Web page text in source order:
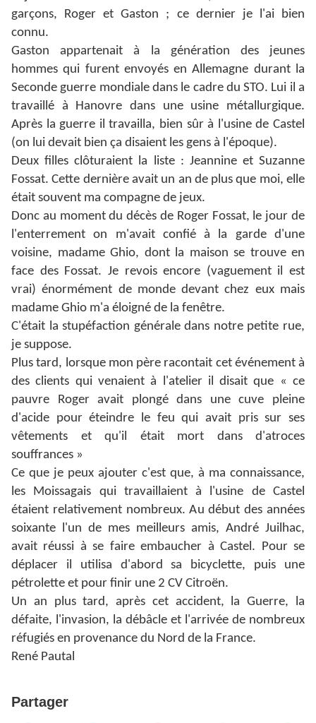
garçons, Roger et Gaston ; ce dernier je l'ai bien
connu.
Gaston appartenait à la génération des jeunes
hommes qui furent envoyés en Allemagne durant la
Seconde guerre mondiale dans le cadre du STO. Lui il a
travaillé à Hanovre dans une usine métallurgique.
Après la guerre il travailla, bien sûr à l'usine de Castel
(on lui devait bien ça disaient les gens à l'époque).
Deux filles clôturaient la liste : Jeannine et Suzanne
Fossat. Cette dernière avait un an de plus que moi, elle
était souvent ma compagne de jeux.
Donc au moment du décès de Roger Fossat, le jour de
l'enterrement on m'avait confié à la garde d'une
voisine, madame Ghio, dont la maison se trouve en
face des Fossat. Je revois encore (vaguement il est
vrai) énormément de monde devant chez eux mais
madame Ghio m'a éloigné de la fenêtre.
C'était la stupéfaction générale dans notre petite rue,
je suppose.
Plus tard, lorsque mon père racontait cet événement à
des clients qui venaient à l'atelier il disait que « ce
pauvre Roger avait plongé dans une cuve pleine
d'acide pour éteindre le feu qui avait pris sur ses
vêtements et qu'il était mort dans d'atroces
souffrances »
Ce que je peux ajouter c'est que, à ma connaissance,
les Moissagais qui travaillaient à l'usine de Castel
étaient relativement nombreux. Au début des années
soixante l'un de mes meilleurs amis, André Juilhac,
avait réussi à se faire embaucher à Castel. Pour se
déplacer il utilisa d'abord sa bicyclette, puis une
pétrolette et pour finir une 2 CV Citroën.
Un an plus tard, après cet accident, la Guerre, la
défaite, l'invasion, la débâcle et l'arrivée de nombreux
réfugiés en provenance du Nord de la France.
René Pautal
Partager